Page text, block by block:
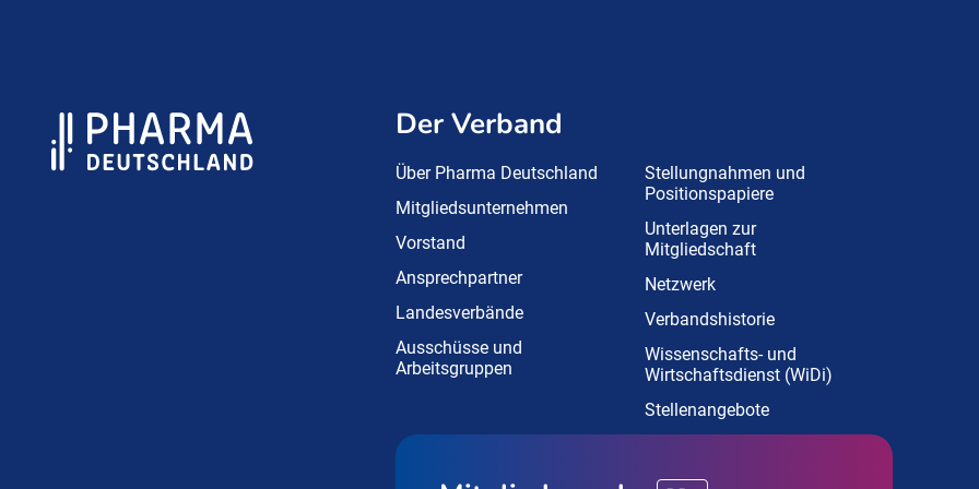
Der Verband
Über Pharma Deutschland
Mitgliedsunternehmen
Vorstand
Ansprechpartner
Landesverbände
Ausschüsse und
Arbeitsgruppen
Stellungnahmen und
Positionspapiere
Unterlagen zur
Mitgliedschaft
Netzwerk
Verbandshistorie
Wissenschafts- und
Wirtschaftsdienst (WiDi)
Stellenangebote